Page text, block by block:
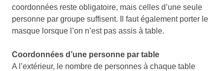
coordonnées reste obligatoire, mais celles d’une seule
personne par groupe suffisent. Il faut également porter le
masque lorsque l’on n’est pas assis à table.
Coordonnées d’une personne par table
A l’extérieur, le nombre de personnes à chaque table